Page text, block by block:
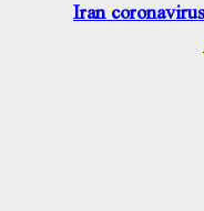
Iran